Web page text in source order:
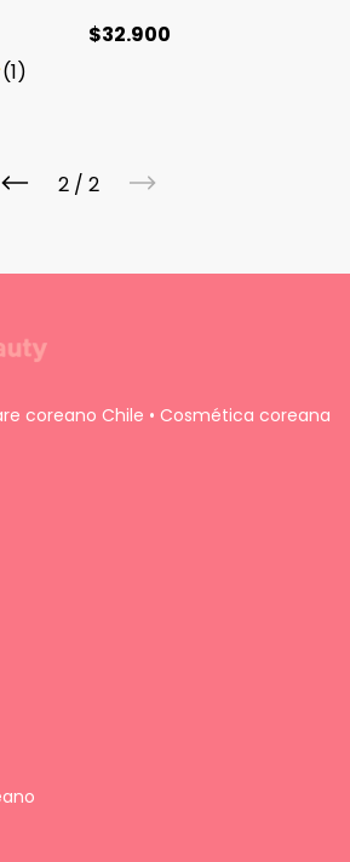
(1)
$32.900
2 / 2
coreano Chile • Cosmética coreana